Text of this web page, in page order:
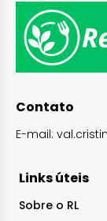
Contato
E-mail:
Links úteis
Sobre o RL